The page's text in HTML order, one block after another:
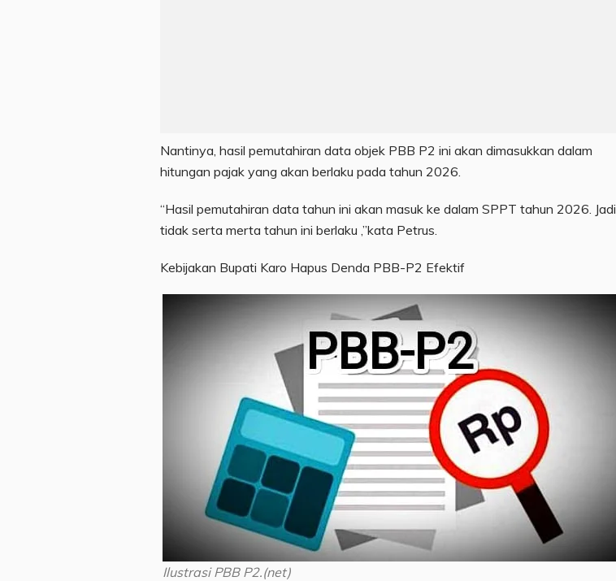
Nantinya, hasil pemutahiran data objek PBB P2 ini akan dimasukkan dalam
hitungan pajak yang akan berlaku pada tahun 2026.
“Hasil pemutahiran data tahun ini akan masuk ke dalam SPPT tahun 2026. Jadi
tidak serta merta tahun ini berlaku ,”kata Petrus.
Kebijakan Bupati Karo Hapus Denda PBB-P2 Efektif
Ilustrasi PBB P2.(net)